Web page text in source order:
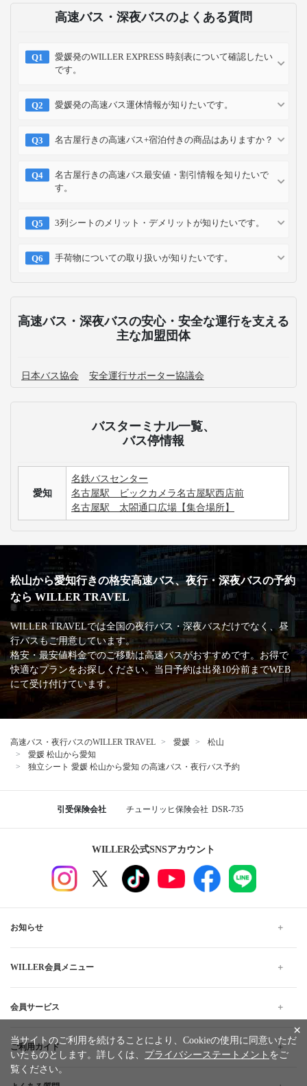
高速バス・深夜バスのよくある質問
愛媛発のWILLER EXPRESS 時刻表について確認したい
です。
愛媛発の高速バス運休情報が知りたいです。
名古屋行きの高速バス+宿泊付きの商品はありますか？
名古屋行きの高速バス最安値・割引情報を知りたいで
す。
3列シートのメリット・デメリットが知りたいです。
手荷物についての取り扱いが知りたいです。
高速バス・深夜バスの安心・安全な運行を支える
主な加盟団体
日本バス協会 安全運行サポーター協議会
バスターミナル一覧、
バス停情報
愛知
名鉄バスセンター
名古屋駅 ビックカメラ名古屋駅西店前
名古屋駅 太閤通口広場【集合場所】
松山から愛知行きの格安高速バス、夜行・深夜バスの予約
なら WILLER TRAVEL
WILLER TRAVELでは全国の夜行バス・深夜バスだけでなく、昼
行バスもご用意しています。
格安・最安値料金でのご移動は高速バスがおすすめです。お得で
快適なプランをお探しください。当日予約は出発10分前までWEB
にて受け付けています。
高速バス・夜行バスのWILLER TRAVEL 愛媛
松山
愛媛 松山から愛知
独立シート 愛媛 松山から愛知 の高速バス・夜行バス予約
引受保険会社 チューリッヒ保険会社 DSR-735
WILLER公式SNSアカウント
お知らせ
WILLER会員メニュー
会員サービス
ご利用ガイド
×
当サイトのご利用を続けることにより、Cookieの使用に同意いただ
いたものとします。詳しくは、 プライバシーステートメント をご
覧ください。